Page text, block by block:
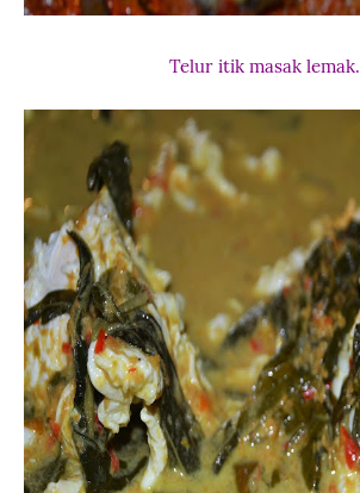
Telur itik masak lemak.